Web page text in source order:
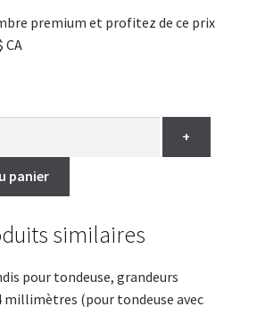
premium et profitez de ce prix
CA
+
panier
similaires